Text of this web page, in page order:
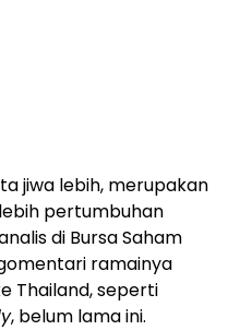
jiwa lebih, merupakan
pertumbuhan
di Bursa Saham
ramainya
Thailand, seperti
, belum lama ini.